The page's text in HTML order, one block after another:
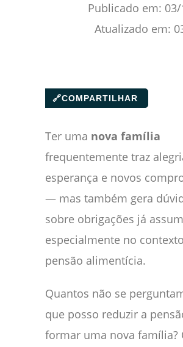
Publicado em:
Atualizado em:
🔗COMPARTILHAR
Ter uma nova família
frequentemente traz
esperança e novos
— mas também gera
sobre obrigações já
especialmente no
pensão alimentícia.
Quantos não se
que posso reduzir a
formar uma nova família?